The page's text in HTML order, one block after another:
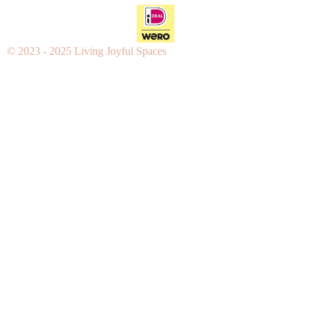
© 2023 - 2025 Living Joyful Spaces